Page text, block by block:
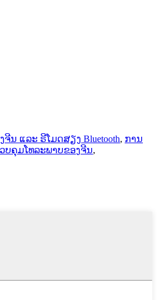
ນ ແລະ ຣີໂມດສຽງ Bluetooth, ການ
ຄຸມໂທລະພາບຂອງຈີນ,